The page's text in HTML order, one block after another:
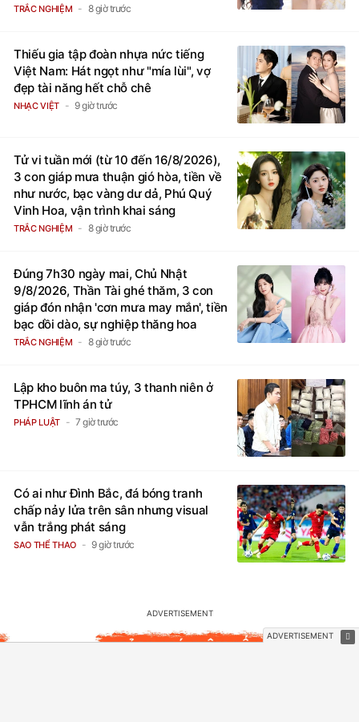
TRẮC NGHIỆM 8 giờ trước
Thiếu gia tập đoàn nhựa nức tiếng
Việt Nam: Hát ngọt như "mía lùi", vợ
đẹp tài năng hết chỗ chê
NHẠC VIỆT 9 giờ trước
Tử vi tuần mới (từ 10 đến 16/8/2026),
3 con giáp mưa thuận gió hòa, tiền về
như nước, bạc vàng dư dả, Phú Quý
Vinh Hoa, vận trình khai sáng
TRẮC NGHIỆM 8 giờ trước
Đúng 7h30 ngày mai, Chủ Nhật
9/8/2026, Thần Tài ghé thăm, 3 con
giáp đón nhận 'cơn mưa may mắn', tiền
bạc dồi dào, sự nghiệp thăng hoa
TRẮC NGHIỆM 8 giờ trước
Lập kho buôn ma túy, 3 thanh niên ở
TPHCM lĩnh án tử
PHÁP LUẬT 7 giờ trước
Có ai như Đình Bắc, đá bóng tranh
chấp nảy lửa trên sân nhưng visual
vẫn trắng phát sáng
SAO THỂ THAO 9 giờ trước